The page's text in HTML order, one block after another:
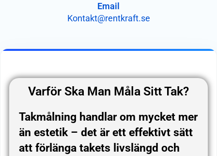
Email
Kontakt@rentkraft.se
Varför Ska Man Måla Sitt Tak?
Takmålning handlar om mycket mer
än estetik – det är ett effektivt sätt
att förlänga takets livslängd och